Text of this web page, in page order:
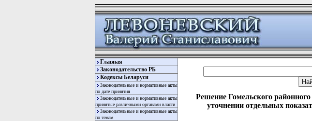
Главная
Законодательство РБ
Кодексы Беларуси
Законодательные и нормативные акты
по дате принятия
Законодательные и нормативные акты
принятые различными органами власти
Законодательные и нормативные акты
по темам
Решение Гомельского
уточнении отдельных